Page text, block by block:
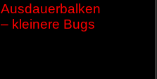
Ausdauerbalken
– kleinere Bugs